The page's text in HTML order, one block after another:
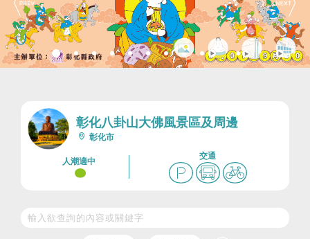
彰化八卦山大佛風景區及周邊
彰化市
人潮適中
交通